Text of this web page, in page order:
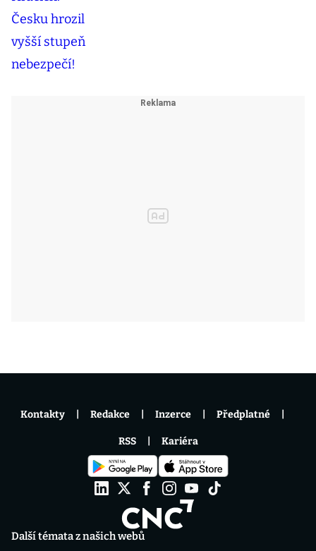
Další témata z našich webů
Kontakty Redakce Inzerce Předplatné
RSS Kariéra